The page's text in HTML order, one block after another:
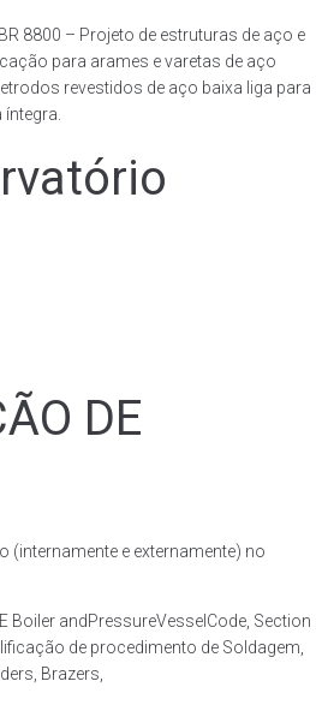
8800 – Projeto de estruturas de aço e
para arames e varetas de aço
revestidos de aço baixa liga para
DE
e externamente) no
andPressureVesselCode, Section
de procedimento de Soldagem,
Brazers,